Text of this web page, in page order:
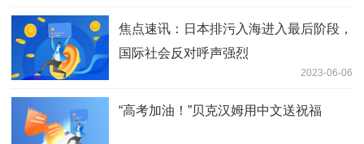
焦点速讯：日本排污入海进入最后阶段，
国际社会反对呼声强烈
2023-06-06
“高考加油！”贝克汉姆用中文送祝福